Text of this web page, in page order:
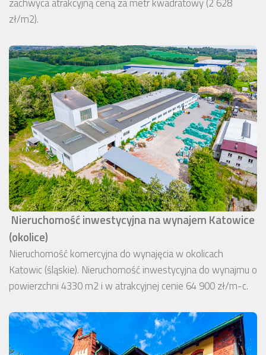
zł/m2).
Nieruchomość inwestycyjna na wynajem Katowice
(okolice)
Nieruchomość komercyjna do wynajęcia w okolicach
Katowic (śląskie). Nieruchomość inwestycyjna do wynajmu o
powierzchni 4330 m2 i w atrakcyjnej cenie 64 900 zł/m-c.